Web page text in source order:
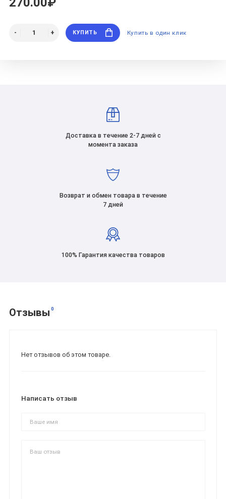
КУПИТЬ Купить в один клик
Доставка в течение 2-7 дней с
момента заказа
Возврат и обмен товара в течение
7 дней
100% Гарантия качества товаров
Отзывы 0
Нет отзывов об этом товаре.
Написать отзыв